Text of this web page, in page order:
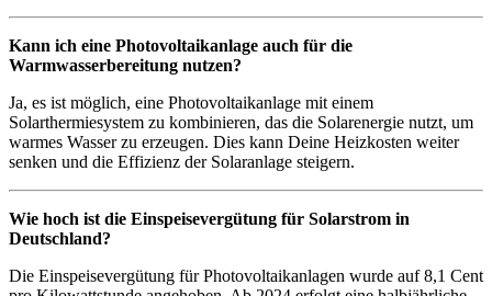
Kann ich eine Photovoltaikanlage auch für die
Warmwasserbereitung nutzen?
Ja, es ist möglich, eine Photovoltaikanlage mit einem
Solarthermiesystem zu kombinieren, das die Solarenergie nutzt, um
warmes Wasser zu erzeugen. Dies kann Deine Heizkosten weiter
senken und die Effizienz der Solaranlage steigern.
Wie hoch ist die Einspeisevergütung für Solarstrom in
Deutschland?
Die Einspeisevergütung für Photovoltaikanlagen wurde auf 8,1 Cent